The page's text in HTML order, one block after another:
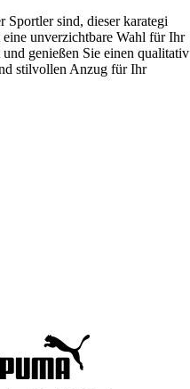
Sportler sind, dieser karategi
unverzichtbare Wahl für Ihr
genießen Sie einen qualitativ
stilvollen Anzug für Ihr